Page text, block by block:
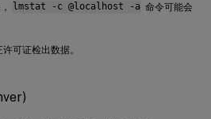
lmstat -c @localhost -a 命令可能会
可证检出数据。